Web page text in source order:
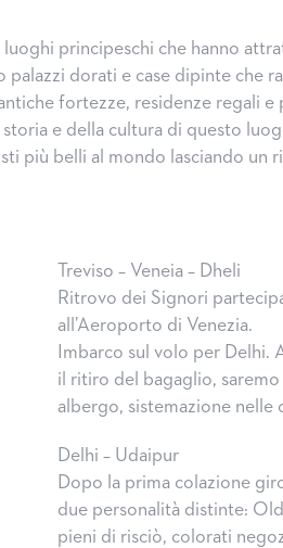
principeschi che hanno
palazzi dorati e case dipinte che
fortezze, residenze regali
e della cultura di questo
più belli al mondo lasciando un
Treviso – Veneia – Dheli
Ritrovo dei Signori
all’Aeroporto di Venezia.
Imbarco sul volo per Delhi.
il ritiro del bagaglio,
albergo, sistemazione nelle
Delhi – Udaipur
Dopo la prima colazione
due personalità distinte:
pieni di risciò, colorati